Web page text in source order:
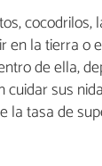
cocodrilos,
en la tierra o
de ella,
cuidar sus
la tasa de